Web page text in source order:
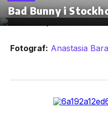
Bad Bunny i
Fotograf: Anastasia